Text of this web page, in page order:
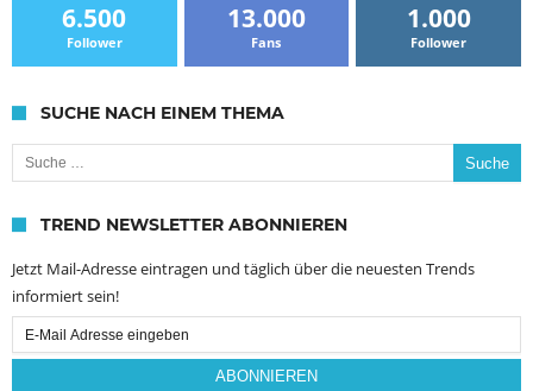
6.500
Follower
13.000
Fans
1.000
Follower
SUCHE NACH EINEM THEMA
Suche nach:
TREND NEWSLETTER ABONNIEREN
Jetzt Mail-Adresse eintragen und täglich über die neuesten Trends
informiert sein!
Email
Subscription
ABONNIEREN